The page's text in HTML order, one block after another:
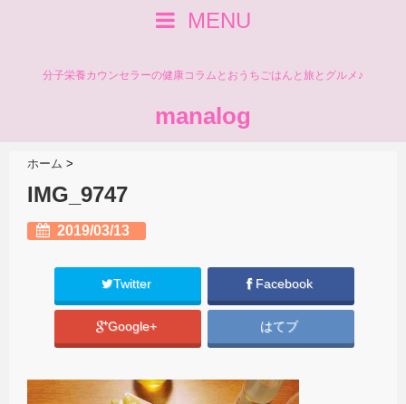
MENU
分子栄養カウンセラーの健康コラムとおうちごはんと旅とグルメ♪
manalog
ホーム >
IMG_9747
2019/03/13
Twitter Facebook
Google+ はてブ